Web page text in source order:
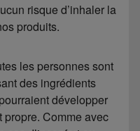
risque d’inhaler la
produits.
les personnes sont
des ingrédients
développer
Comme avec